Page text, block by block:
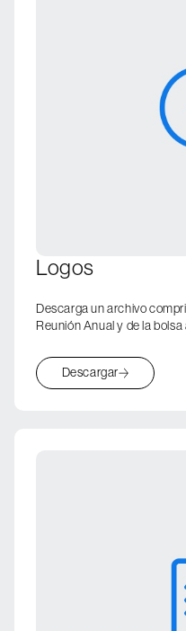
Logos
Descarga un archivo
Reunión Anual y de la
Descargar